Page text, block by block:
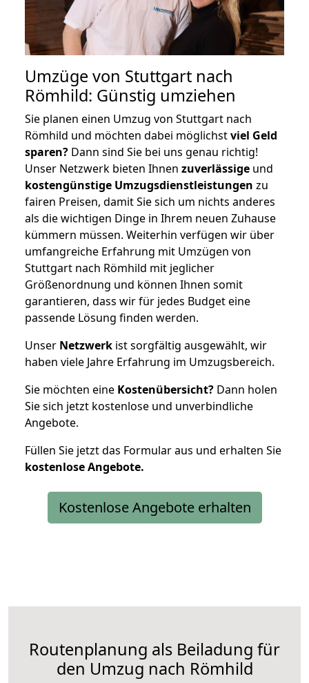
Umzüge von Stuttgart nach
Römhild: Günstig umziehen
Sie planen einen Umzug von Stuttgart nach
Römhild und möchten dabei möglichstviel Geld
sparen? Dann sind Sie bei uns genau richtig!
Unser Netzwerk bieten Ihnen zuverlässige und
kostengünstige Umzugsdienstleistungen zu
fairen Preisen, damit Sie sich um nichts anderes
als die wichtigen Dinge in Ihrem neuen Zuhause
kümmern müssen. Weiterhin verfügen wir über
umfangreiche Erfahrung mit Umzügen von
Stuttgart nach Römhild mit jeglicher
Größenordnung und können Ihnen somit
garantieren, dass wir für jedes Budget eine
passende Lösung finden werden.
Unser Netzwerk ist sorgfältig ausgewählt, wir
haben viele Jahre Erfahrung im Umzugsbereich.
Sie möchten eine Kostenübersicht? Dann holen
Sie sich jetzt kostenlose und unverbindliche
Angebote.
Füllen Sie jetzt das Formular aus und erhalten Sie
kostenloseAngebote.
Kostenlose Angebote erhalten
Routenplanung als Beiladung für
den Umzug nach Römhild